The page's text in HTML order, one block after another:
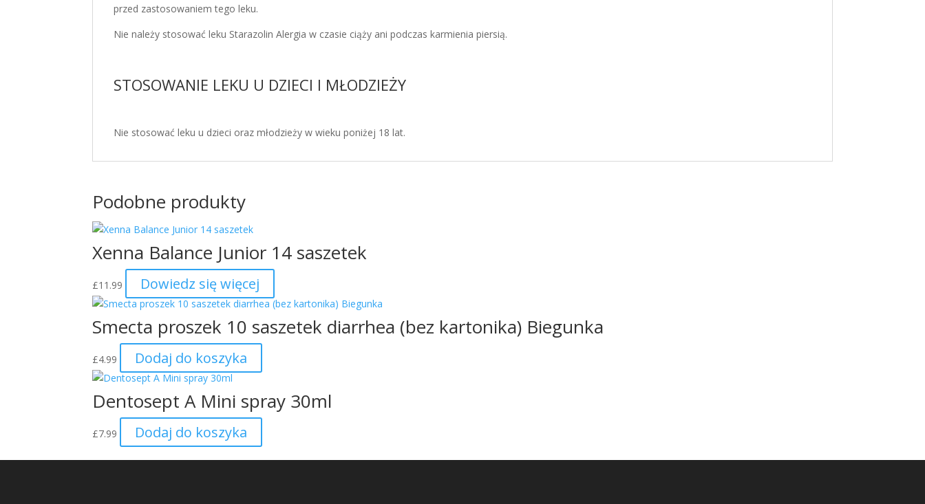
przed zastosowaniem tego leku.
Nie należy stosować leku Starazolin Alergia w czasie ciąży ani podczas karmienia piersią.
STOSOWANIE LEKU U DZIECI I MŁODZIEŻY
Nie stosować leku u dzieci oraz młodzieży w wieku poniżej 18 lat.
Podobne produkty
Xenna Balance Junior 14 saszetek
£11.99 Dowiedz się więcej
Smecta proszek 10 saszetek diarrhea (bez kartonika) Biegunka
£4.99 Dodaj do koszyka
Dentosept A Mini spray 30ml
£7.99 Dodaj do koszyka